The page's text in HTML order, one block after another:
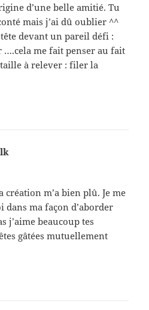
d’une belle amitié. Tu
mais j’ai dû oublier ^^
tête devant un pareil défi :
me fait penser au fait
à relever : filer la
création m’a bien plû. Je me
dans ma façon d’aborder
j’aime beaucoup tes
gâtées mutuellement